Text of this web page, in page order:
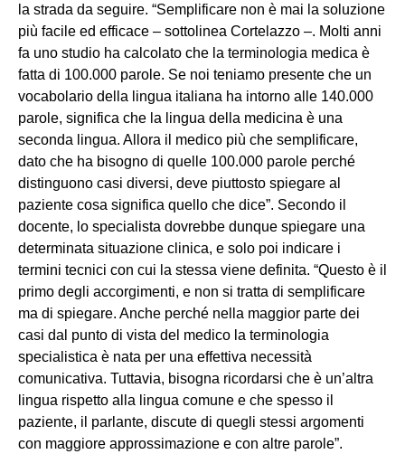
la strada da seguire. “Semplificare non è mai la soluzione
più facile ed efficace – sottolinea Cortelazzo –. Molti anni
fa uno studio ha calcolato che la terminologia medica è
fatta di 100.000 parole. Se noi teniamo presente che un
vocabolario della lingua italiana ha intorno alle 140.000
parole, significa che la lingua della medicina è una
seconda lingua. Allora il medico più che semplificare,
dato che ha bisogno di quelle 100.000 parole perché
distinguono casi diversi, deve piuttosto spiegare al
paziente cosa significa quello che dice”. Secondo il
docente, lo specialista dovrebbe dunque spiegare una
determinata situazione clinica, e solo poi indicare i
termini tecnici con cui la stessa viene definita. “Questo è il
primo degli accorgimenti, e non si tratta di semplificare
ma di spiegare. Anche perché nella maggior parte dei
casi dal punto di vista del medico la terminologia
specialistica è nata per una effettiva necessità
comunicativa. Tuttavia, bisogna ricordarsi che è un’altra
lingua rispetto alla lingua comune e che spesso il
paziente, il parlante, discute di quegli stessi argomenti
con maggiore approssimazione e con altre parole”.